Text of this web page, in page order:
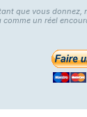
que vous
un réel